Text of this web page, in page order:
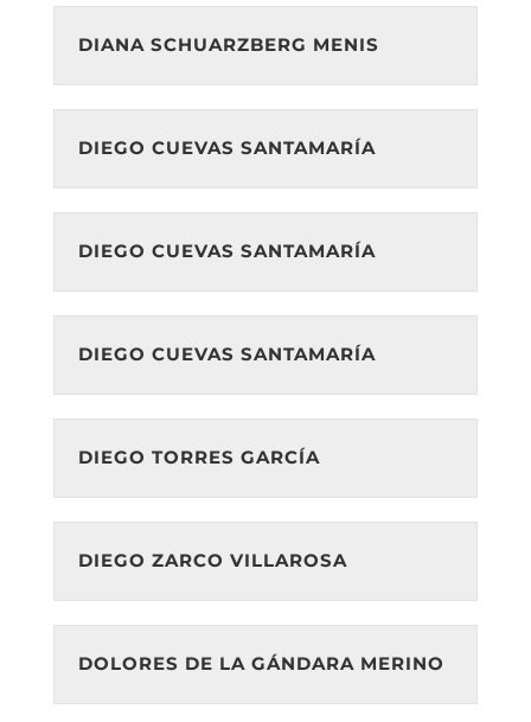
DIANA SCHUARZBERG MENIS
DIEGO CUEVAS SANTAMARÍA
DIEGO CUEVAS SANTAMARÍA
DIEGO CUEVAS SANTAMARÍA
DIEGO TORRES GARCÍA
DIEGO ZARCO VILLAROSA
DOLORES DE LA GÁNDARA MERINO